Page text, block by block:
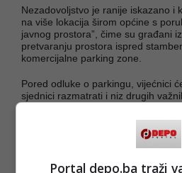
Nezadovoljstvo je ranije iskazano i
na više lokacija širom općine s
javnog prostora”, čime su građani
pretvaranju prostora ispred
komercijalne parking zone.
Pored odluke o parkingu, vijećnici
sjednici razmatrati i niz drugih
raseljenih osoba, jednokratnim
pitanja vezana za infrastrukturne
Portal depo.ba traži